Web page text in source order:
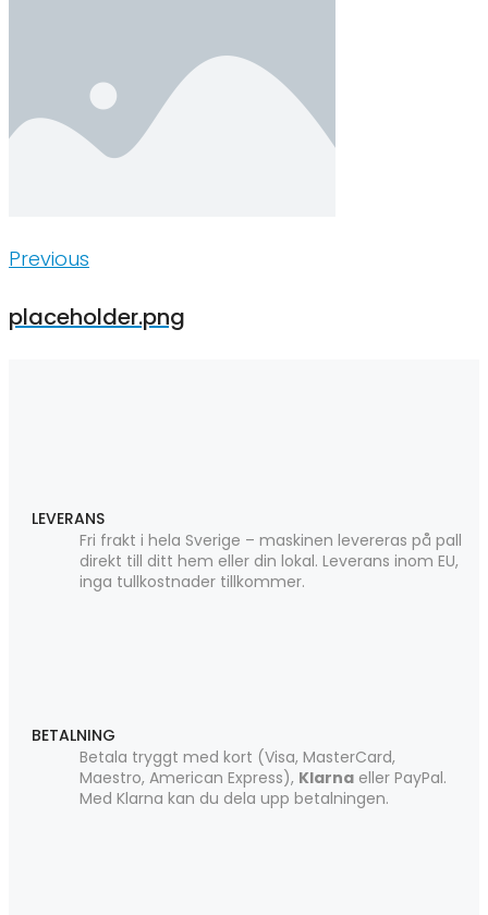
Inläggsnavigering
Previous
Previous
placeholder.png
LEVERANS
Fri frakt i hela Sverige – maskinen levereras på pall
direkt till ditt hem eller din lokal. Leverans inom EU,
inga tullkostnader tillkommer.
BETALNING
Betala tryggt med kort (Visa, MasterCard,
Maestro, American Express), Klarna eller PayPal.
Med Klarna kan du dela upp betalningen.